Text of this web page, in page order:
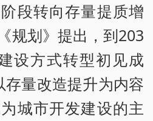
段转向存量提质增
规划》提出，到203
设方式转型初见成
量改造提升为内容
城市开发建设的主